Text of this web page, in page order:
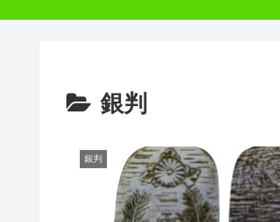
銀判
銀判